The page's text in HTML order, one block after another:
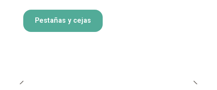
Pestañas y cejas